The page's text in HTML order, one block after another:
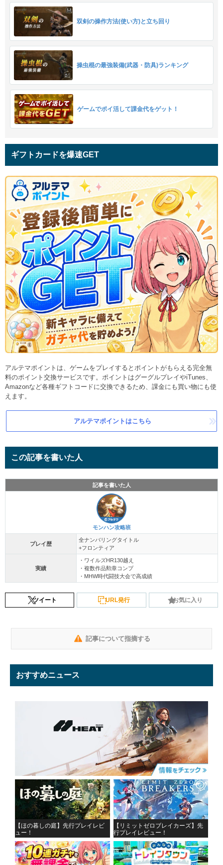
双剣の操作方法(使い方)と立ち回り
操虫棍の最強装備(武器・防具)ランキング
ゲームでポイ活して課金代をゲット！
ギフトカードを爆速GET
アルテマポイントは、ゲームをプレイするとポイントがもらえる完全無
料のポイント交換サービスです。ポイントはグーグルプレイやiTunes、
Amazonなど各種ギフトコードに交換できるため、課金にも買い物にも使
えます。
アルテマポイントはこちら
この記事を書いた人
記事を書いた人
モンハン攻略班
プレイ歴
全ナンバリングタイトル
+フロンティア
実績
・ワイルズHR130越え
・複数作品勲章コンプ
・MHW時代闘技大会で高成績
ツイート URL発行 お気に入り
記事について指摘する
おすすめニュース
【ほの暮しの庭】先行プレイレビ
ュー！
【リミットゼロブレイカーズ】先
行プレイレビュー！